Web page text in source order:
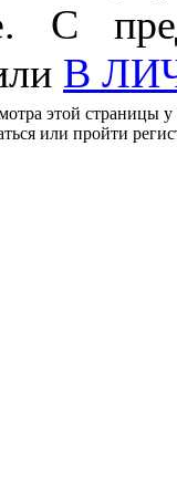
С
В
этой страницы у
или пройти